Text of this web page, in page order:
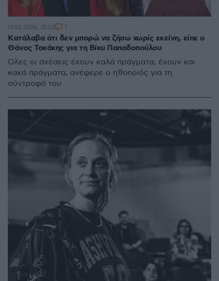
Kατάλαβα ότι δεν μπορώ να ζήσω χωρίς εκείνη, είπε ο
Θάνος Τοκάκης για τη Βίκυ Παπαδοπούλου
Όλες οι σχέσεις έχουν καλά πράγματα, έχουν και
κακά πράγματα, ανέφερε ο ηθοποιός για τη
σύντροφό του
17.02.2026, 15:22 1